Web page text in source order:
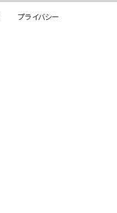
プライバシー